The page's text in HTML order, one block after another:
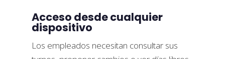
Acceso desde cualquier
dispositivo
Los empleados necesitan consultar sus